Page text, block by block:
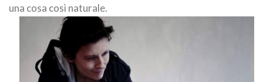
una cosa così naturale.